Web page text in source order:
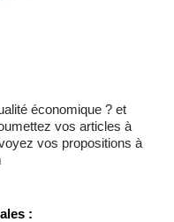
économique ? et
vos articles à
vos propositions à
: